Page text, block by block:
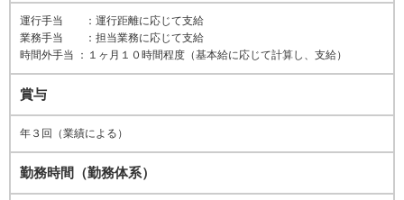
運行手当 ：運行距離に応じて支給
業務手当 ：担当業務に応じて支給
時間外手当 ：１ヶ月１０時間程度（基本給に応じて計算し、支給）
賞与
年３回（業績による）
勤務時間（勤務体系）